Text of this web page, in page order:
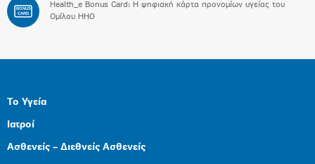
BONUS
CARD
Health_e Bonus Card: H ψηφιακή κάρτα προνομίων υγείας του
Ομίλου HHG
Το Υγεία
Ιατροί
Ασθενείς – Διεθνείς Ασθενείς